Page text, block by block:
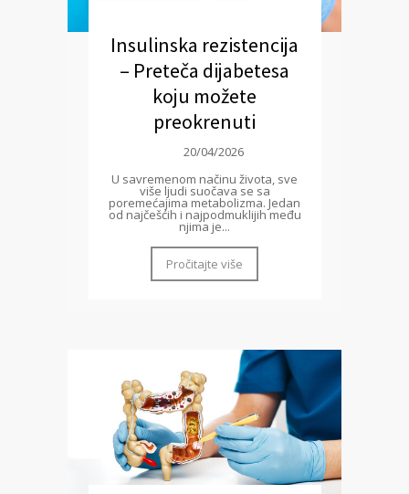
Insulinska rezistencija
– Preteča dijabetesa
koju možete
preokrenuti
20/04/2026
U savremenom načinu života, sve
više ljudi suočava se sa
poremećajima metabolizma. Jedan
od najčešćih i najpodmuklijih među
njima je...
Pročitajte više